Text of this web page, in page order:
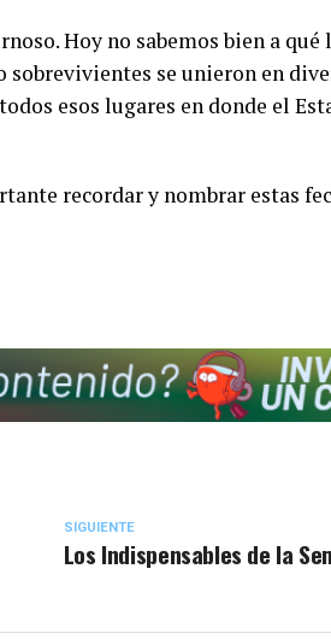
Hoy no sabemos bien a
se unieron en
esos lugares en donde el
recordar y nombrar estas
SIGUIENTE
Los Indispensables de la